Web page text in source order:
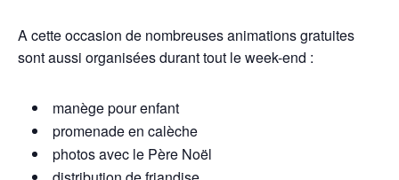
A cette occasion de nombreuses animations gratuites
sont aussi organisées durant tout le week-end :
manège pour enfant
promenade en calèche
photos avec le Père Noël